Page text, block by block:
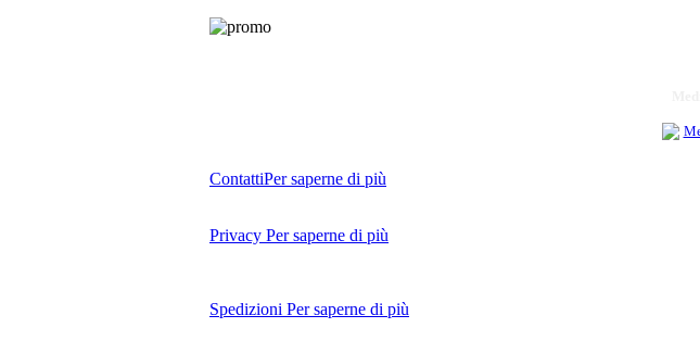
ContattiPer saperne di più
Privacy Per saperne di più
Spedizioni Per saperne di più